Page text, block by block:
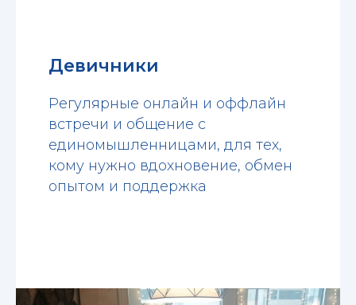
Девичники
Регулярные онлайн и оффлайн
встречи и общение с
единомышленницами, для тех,
кому нужно вдохновение, обмен
опытом и поддержка